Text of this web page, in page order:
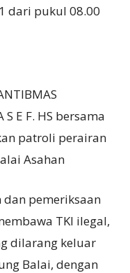
dari pukul 08.00
E F. HS bersama
patroli perairan
Asahan
dan pemeriksaan
TKI ilegal,
dilarang keluar
Balai, dengan